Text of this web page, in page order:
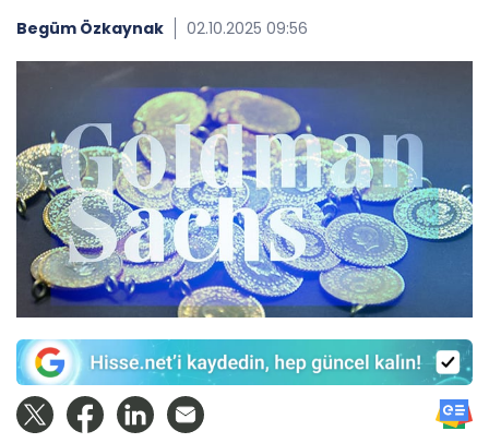
Begüm Özkaynak 02.10.2025 09:56